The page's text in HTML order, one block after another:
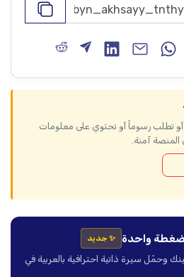
تطلب رسوماً أو تحتوي على معلومات
المنصة آمنة.
واحدة ✨ جديد
وحمّل سيرة ذاتية احترافية بالعربية في